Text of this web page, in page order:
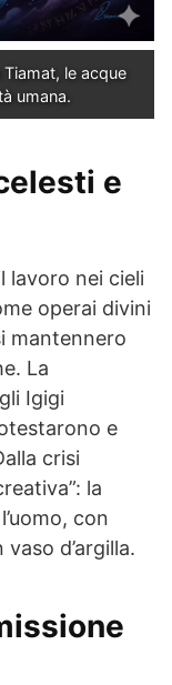
le acque
umana.
e
lavoro nei cieli
operai divini
mantennero
La
Igigi
e
crisi
la
con
d’argilla.